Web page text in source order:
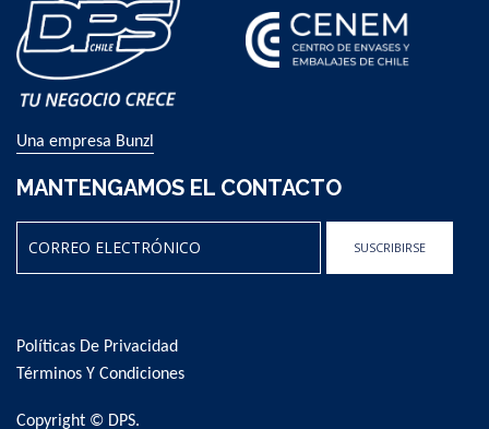
Una empresa Bunzl
MANTENGAMOS EL CONTACTO
Our
Newsletter:
SUSCRIBIRSE
Políticas De Privacidad
Términos Y Condiciones
Copyright © DPS.